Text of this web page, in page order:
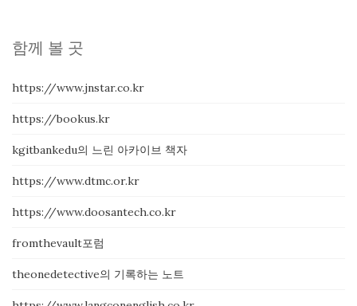
함께 볼 곳
https://www.jnstar.co.kr
https://bookus.kr
kgitbankedu의 느린 아카이브 책자
https://www.dtmc.or.kr
https://www.doosantech.co.kr
fromthevault포럼
theonedetective의 기록하는 노트